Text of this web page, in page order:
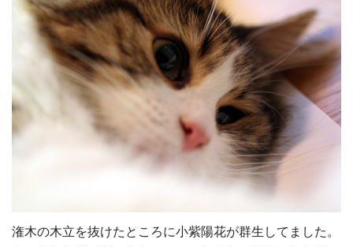
潅木の木立を抜けたところに小紫陽花が群生してました。